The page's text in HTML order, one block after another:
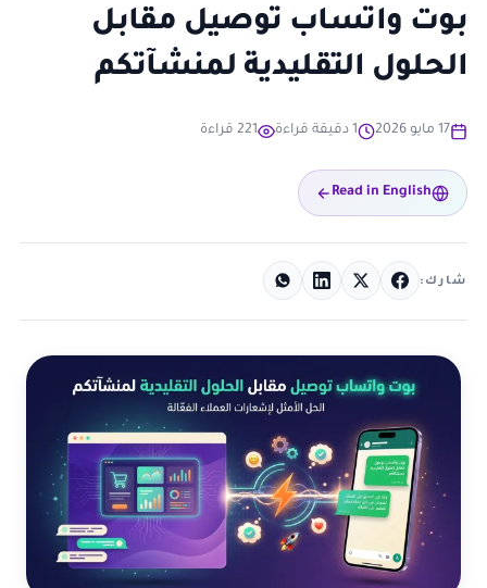
بوت واتساب توصيل مقابل
الحلول التقليدية لمنشآتكم
17 مايو 2026 1 دقيقة قراءة 221 قراءة
Read in English
شارك: